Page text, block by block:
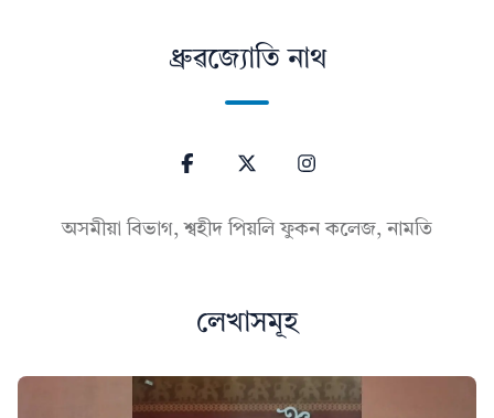
ধ্ৰুৱজ্যোতি নাথ
অসমীয়া বিভাগ, শ্বহীদ পিয়লি ফুকন কলেজ, নামতি
লেখাসমূহ